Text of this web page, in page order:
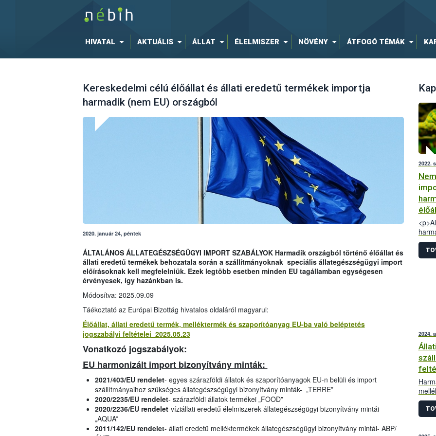
HIVATAL AKTUÁLIS ÁLLAT ÉLELMISZER NÖVÉNY ÁTFOGÓ TÉMÁK
Kereskedelmi célú élőállat és állati eredetű termékek importja
harmadik (nem EU) országból
2020. január 24, péntek
ÁLTALÁNOS ÁLLATEGÉSZSÉGÜGYI IMPORT SZABÁLYOK Harmadik országból történő élőállat és
állati eredetű termékek behozatala során a szállítmányoknak speciális állategészségügyi import
előírásoknak kell megfelelniük. Ezek legtöbb esetben minden EU tagállamban egységesen
érvényesek, így hazánkban is.
Módosítva: 2025.09.09
Táékoztató az Európai Bizottág hivatalos oldaláról magyarul:
Élőállat, állati eredetű termék, melléktermék és szaporítóanyag EU-ba való beléptetés
jogszabályi feltételei_2025.05.23
Vonatkozó jogszabályok:
EU harmonizált import bizonyítvány minták:
2021/403/EU rendelet- egyes szárazföldi állatok és szaporítóanyagok EU-n belüli és import
szállítmányaihoz szükséges állategészségügyi bizonyítvány minták- „TERRE”
2020/2235/EU rendelet- szárazföldi állatok termékei „FOOD”
2020/2236/EU rendelet-víziállati eredetű élelmiszerek állategészségügyi bizonyítvány mintái
„AQUA”
2011/142/EU rendelet- állati eredetű melléktermékek állategészségügyi bizonyítvány mintái- ABP/
2022.
élő
2024.